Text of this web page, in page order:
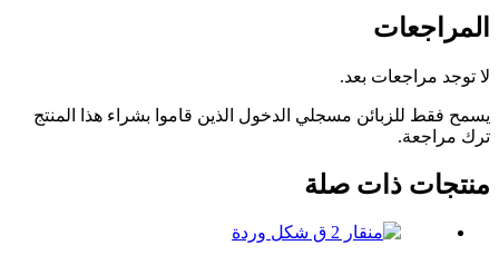
المراجعات
لا توجد مراجعات بعد.
يسمح فقط للزبائن مسجلي الدخول الذين قاموا بشراء هذا المنتج
ترك مراجعة.
منتجات ذات صلة